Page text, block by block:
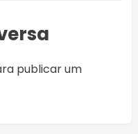
publicar um